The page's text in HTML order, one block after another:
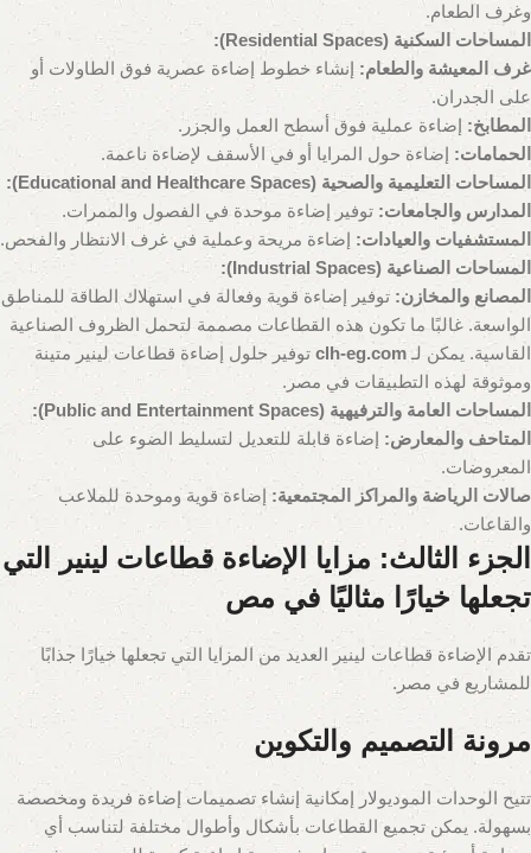
وغرف الطعام.
المساحات السكنية (Residential Spaces):
غرف المعيشة والطعام: إنشاء خطوط إضاءة عصرية فوق الطاولات أو
على الجدران.
المطابخ: إضاءة عملية فوق أسطح العمل والجزر.
الحمامات: إضاءة حول المرايا أو في الأسقف لإضاءة ناعمة.
المساحات التعليمية والصحية (Educational and Healthcare Spaces):
المدارس والجامعات: توفير إضاءة موحدة في الفصول والممرات.
المستشفيات والعيادات: إضاءة مريحة وعملية في غرف الانتظار والفحص.
المساحات الصناعية (Industrial Spaces):
المصانع والمخازن: توفير إضاءة قوية وفعالة في استهلاك الطاقة للمناطق
الواسعة. غالبًا ما تكون هذه القطاعات مصممة لتحمل الظروف الصناعية
القاسية. يمكن لـ clh-eg.com توفير حلول إضاءة قطاعات لينير متينة
وموثوقة لهذه التطبيقات في مصر.
المساحات العامة والترفيهية (Public and Entertainment Spaces):
المتاحف والمعارض: إضاءة قابلة للتعديل لتسليط الضوء على
المعروضات.
صالات الرياضة والمراكز المجتمعية: إضاءة قوية وموحدة للملاعب
والقاعات.
الجزء الثالث: مزايا الإضاءة قطاعات لينير التي
تجعلها خيارًا مثاليًا في مص
تقدم الإضاءة قطاعات لينير العديد من المزايا التي تجعلها خيارًا جذابًا
للمشاريع في مصر.
مرونة التصميم والتكوين
تتيح الوحدات الموديولار إمكانية إنشاء تصميمات إضاءة فريدة ومخصصة
بسهولة. يمكن تجميع القطاعات بأشكال وأطوال مختلفة لتناسب أي